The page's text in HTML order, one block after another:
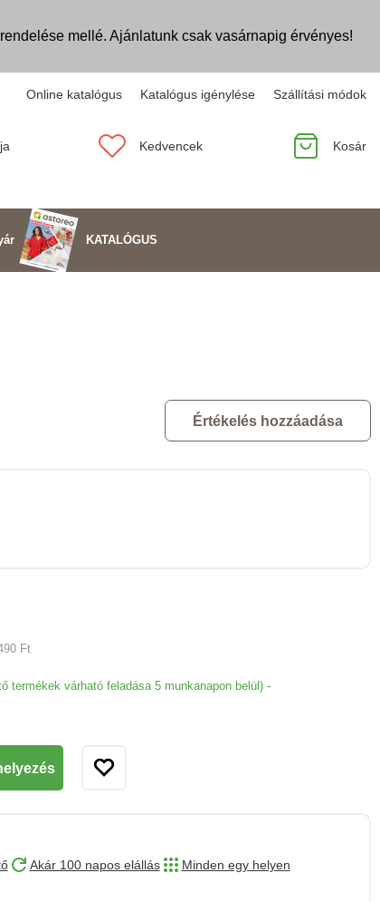
mellé. Ajánlatunk csak vasárnapig érvényes!
Online katalógus Katalógus igénylése Szállítási módok
Kedvencek Kosár
KATALÓGUS
Értékelés hozzáadása
Ft
termékek várható feladása 5 munkanapon belül) -
Akár 100 napos elállás Minden egy helyen